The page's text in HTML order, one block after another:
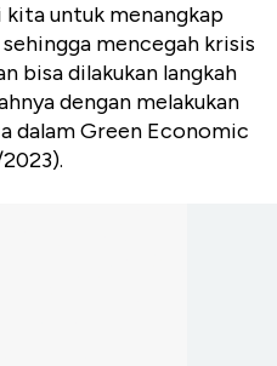
untuk menangkap
mencegah krisis
bisa dilakukan langkah
dengan melakukan
dalam Green Economic